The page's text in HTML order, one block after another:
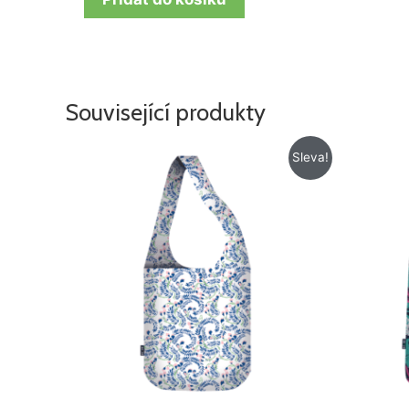
Související produkty
Sleva!
byla:
218 Kč.
cena
je:
128 Kč.